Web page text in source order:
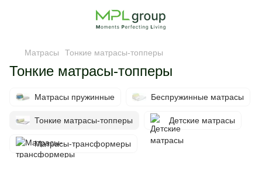
Матрасы Тонкие матрасы-топперы
Тонкие матрасы-топперы
Матрасы пружинные Беспружинные матрасы
Тонкие матрасы-топперы Детские матрасы
Матрасы-трансформеры